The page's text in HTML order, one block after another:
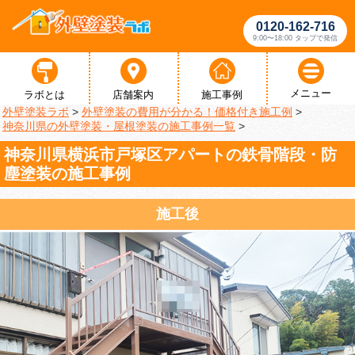
0120-162-716
9:00〜18:00 タップで発信
ラボとは 店舗案内 施工事例 メニュー
外壁塗装ラボ > 外壁塗装の費用が分かる！価格付き施工例 >
神奈川県の外壁塗装・屋根塗装の施工事例一覧 >
神奈川県横浜市戸塚区アパートの鉄骨階段・防
塵塗装の施工事例
施工後